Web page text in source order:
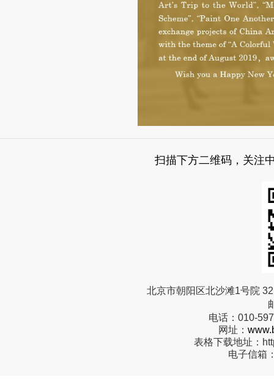
扫描下方二维码，关注
北京市朝阳区北沙滩1号院
电话：010-
网址：
表格下载地址：
电子信箱